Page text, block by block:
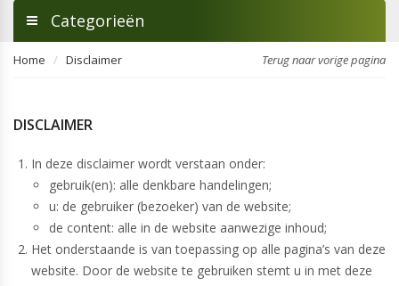
Categorieën
Home Disclaimer Terug naar vorige pagina
DISCLAIMER
In deze disclaimer wordt verstaan onder:
gebruik(en): alle denkbare handelingen;
u: de gebruiker (bezoeker) van de website;
de content: alle in de website aanwezige inhoud;
Het onderstaande is van toepassing op alle pagina’s van deze
website. Door de website te gebruiken stemt u in met deze